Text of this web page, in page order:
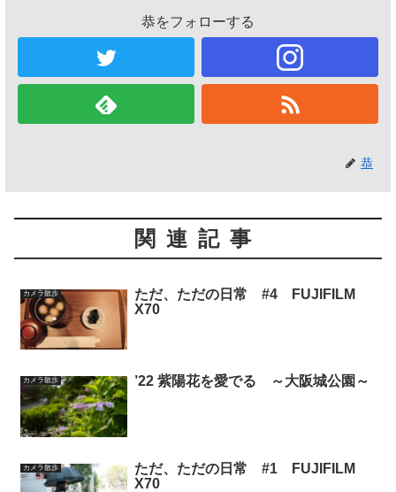
恭をフォローする
恭
関連記事
カメラ散歩
ただ、ただの日常 #4 FUJIFILM
X70
カメラ散歩 ’22 紫陽花を愛でる ～大阪城公園～
カメラ散歩
ただ、ただの日常 #1 FUJIFILM
X70